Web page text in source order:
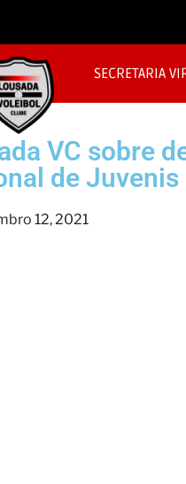
SECRETARIA
VC sobre
de Juvenis
12, 2021